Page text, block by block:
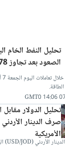
تحليل النفط الخام
الصعود بعد تجاوز 78 دولارا؟
07/
تحليل الدولار مقابل
صرف الدينار
الأمريكية